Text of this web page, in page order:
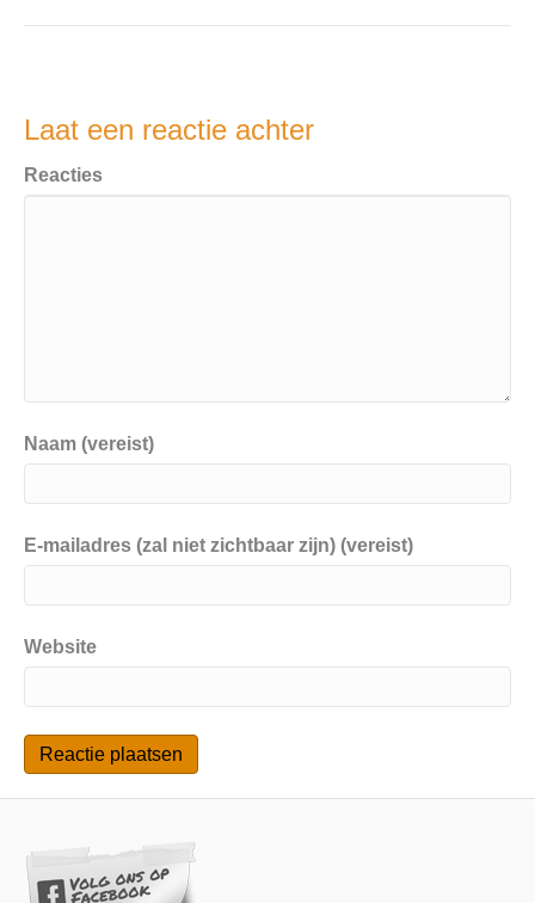
Laat een reactie achter
Reacties
Naam (vereist)
E-mailadres (zal niet zichtbaar zijn) (vereist)
Website